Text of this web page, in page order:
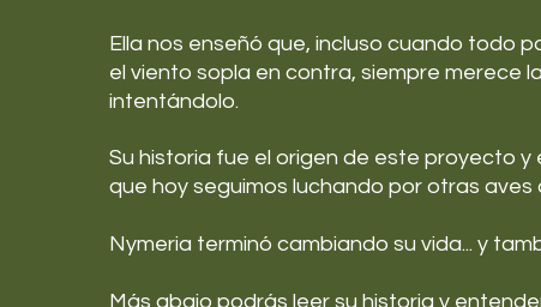
Ella nos enseñó que, incluso cuando todo
el viento sopla en contra, siempre merece
intentándolo.
Su historia fue el origen de este proyecto y
que hoy seguimos luchando por otras aves
Nymeria terminó cambiando su vida... y
Más abajo podrás leer su historia y